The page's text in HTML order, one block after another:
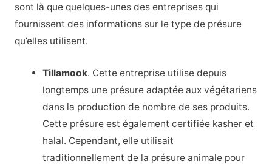
sont là que quelques-unes des entreprises qui
fournissent des informations sur le type de présure
qu’elles utilisent.
Tillamook. Cette entreprise utilise depuis
longtemps une présure adaptée aux végétariens
dans la production de nombre de ses produits.
Cette présure est également certifiée kasher et
halal. Cependant, elle utilisait
traditionnellement de la présure animale pour